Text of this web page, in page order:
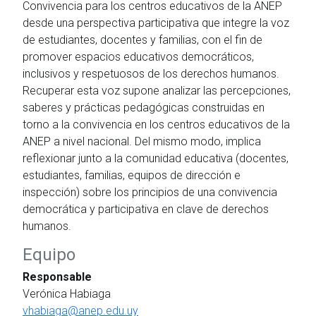
Convivencia para los centros educativos de la ANEP
desde una perspectiva participativa que integre la voz
de estudiantes, docentes y familias, con el fin de
promover espacios educativos democráticos,
inclusivos y respetuosos de los derechos humanos.
Recuperar esta voz supone analizar las percepciones,
saberes y prácticas pedagógicas construidas en
torno a la convivencia en los centros educativos de la
ANEP a nivel nacional. Del mismo modo, implica
reflexionar junto a la comunidad educativa (docentes,
estudiantes, familias, equipos de dirección e
inspección) sobre los principios de una convivencia
democrática y participativa en clave de derechos
humanos.
Equipo
Responsable
Verónica Habiaga
vhabiaga@anep.edu.uy